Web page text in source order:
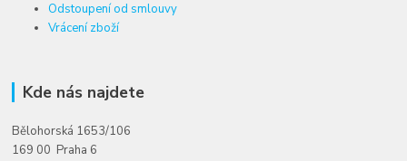
Odstoupení od smlouvy
Vrácení zboží
Kde nás najdete
Bělohorská 1653/106
169 00 Praha 6